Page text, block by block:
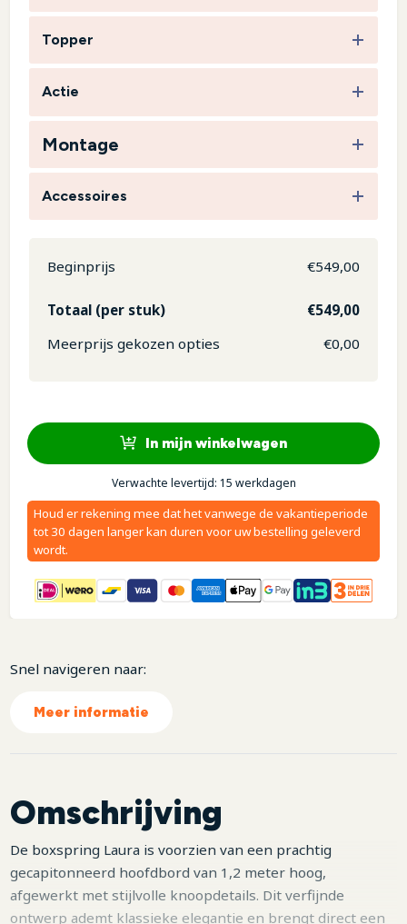
Topper
Actie
Montage
Accessoires
Meerprijs gekozen opties €0,00
Beginprijs €549,00
Totaal (per stuk) €549,00
In mijn winkelwagen
Verwachte levertijd: 15 werkdagen
Houd er rekening mee dat het vanwege de vakantieperiode
tot 30 dagen langer kan duren voor uw bestelling geleverd
wordt.
Snel navigeren naar:
Meer informatie
Omschrijving
De boxspring Laura is voorzien van een prachtig
gecapitonneerd hoofdbord van 1,2 meter hoog,
afgewerkt met stijlvolle knoopdetails. Dit verfijnde
ontwerp ademt klassieke elegantie en brengt direct een